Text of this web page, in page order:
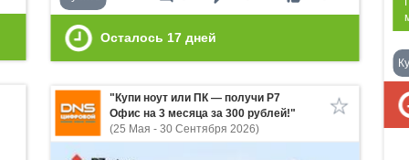
Осталось 17 дней
"Купи ноут или ПК — получи Р7
Офис на 3 месяца за 300 рублей!"
(25 Мая - 30 Сентября 2026)